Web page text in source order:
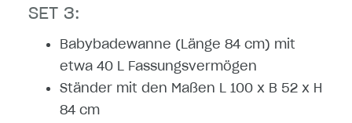
SET 3:
Babybadewanne (Länge 84 cm) mit
etwa 40 L Fassungsvermögen
Ständer mit den Maßen L 100 x B 52 x H
84 cm